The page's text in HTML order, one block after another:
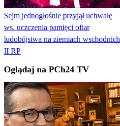
Sejm jednogłośnie przyjął uchwałę
ws. uczczenia pamięci ofiar
ludobójstwa na ziemiach wschodnich
II RP
Oglądaj na PCh24 TV